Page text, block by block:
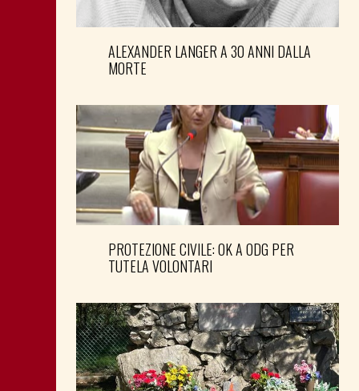
ALEXANDER LANGER A 30 ANNI DALLA
MORTE
PROTEZIONE CIVILE: OK A ODG PER
TUTELA VOLONTARI